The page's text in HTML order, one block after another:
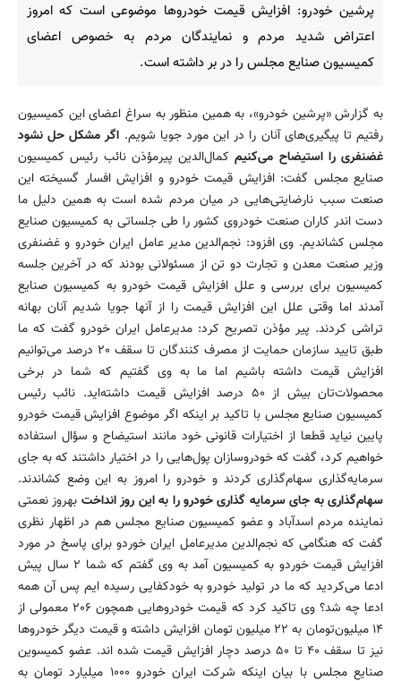
پرشین خودرو: افزایش قیمت خودرو‌ها موضوعی است که امروز
اعتراض شدید مردم و نمایندگان مردم به خصوص اعضای
کمیسیون صنایع مجلس را در بر داشته است.
به گزارش «پرشین خودرو»، به همین منظور به سراغ اعضای این کمیسیون
رفتیم تا پیگیری‌های آنان را در این مورد جویا شویم. اگر مشکل حل نشود
غضنفری را استیضاح می‌کنیمکمال‌الدین پیر‌مؤذن نائب رئیس کمیسیون
صنایع مجلس گفت: افزایش قیمت خودرو و افزایش افسار گسیخته این
صنعت سبب نارضایتی‌هایی در میان مردم شده است به همین دلیل ما
دست اندر کاران صنعت خودروی کشور را طی جلساتی به کمیسیون صنایع
مجلس کشاندیم. وی افزود: نجم‌الدین مدیر عامل ایران خودرو و غضنفری
وزیر صنعت معدن و تجارت دو تن از مسئولانی بودند که در آخرین جلسه
کمیسیون برای بررسی و علل افزایش قیمت خودرو به کمیسیون صنایع
آمدند اما وقتی علل این افزایش قیمت را از آنها جویا شدیم آنان بهانه
تراشی کردند. پیر مؤذن تصریح کرد: مدیرعامل ایران خودرو گفت که ما
طبق تایید سازمان حمایت از مصرف کنندگان تا سقف ۲۰ درصد می‌توانیم
افزایش قیمت داشته باشیم اما ما به وی گفتیم که شما در برخی
محصولات‌تان بیش از ۵۰ درصد افزایش قیمت داشته‌اید. نائب رئیس
کمیسیون صنایع مجلس با تاکید بر اینکه اگر موضوع افزایش قیمت خودرو
پایین نیاید قطعا از اختیارات قانونی خود مانند استیضاح و سؤال استفاده
خواهیم کرد، گفت که خودروسازان پول‌هایی را در اختیار داشتند که به جای
سرمایه‌گذاری سهام‌گذاری کردند و خودرو را امروز به این وضع کشاندند.
سهام‌گذاری به جای سرمایه گذاری خودرو را به این روز انداخت بهروز نعمتی
نماینده مردم اسدآباد و عضو کمیسیون صنایع مجلس هم در اظهار نظری
گفت که هنگامی که نجم‌الدین مدیرعامل ایران خوردو برای پاسخ در مورد
افزایش قیمت خوردو به کمیسیون آمد به وی گفتم که شما ۲ سال پیش
ادعا می‌کردید که ما در تولید خودرو به خودکفایی رسیده ایم پس آن همه
ادعا چه شد؟ وی تاکید کرد که قیمت خودروهایی همچون ۲۰۶ معمولی از
۱۴ میلیون‌تومان به ۲۲ میلیون تومان افزایش داشته و قیمت دیگر خودروها
نیز تا سقف ۴۰ تا ۵۰ درصد دچار افزایش قیمت شده اند. عضو کمیسوین
صنایع مجلس با بیان اینکه شرکت ایران خودرو ۱۰۰۰ میلیارد تومان به